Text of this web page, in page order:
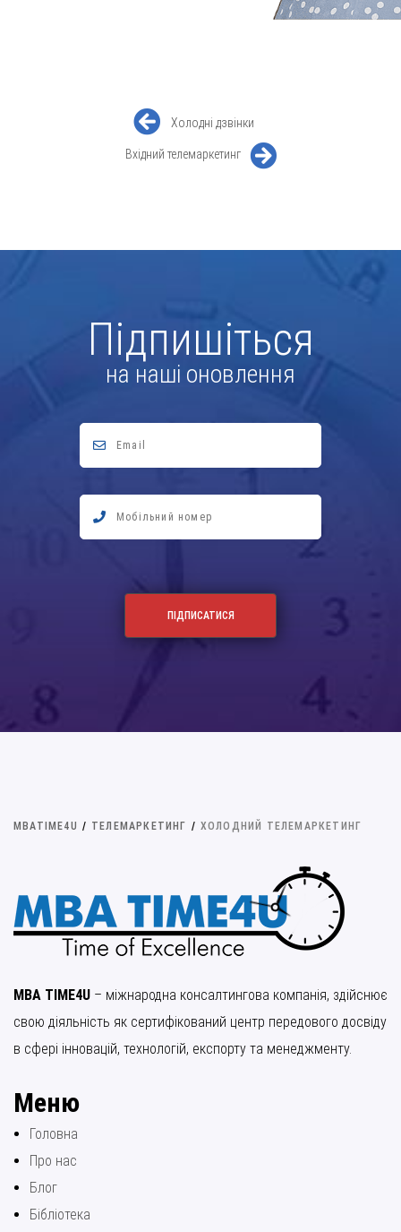
Холодні дзвінки
Вхідний телемаркетинг
Підпишіться
на наші оновлення
MBATIME4U / ТЕЛЕМАРКЕТИНГ / ХОЛОДНИЙ ТЕЛЕМАРКЕТИНГ
MBA TIME4U – міжнародна консалтингова компанія, здійснює
свою діяльність як сертифікований центр передового досвіду
в сфері інновацій, технологій, експорту та менеджменту.
Меню
Головна
Про нас
Блог
Бібліотека